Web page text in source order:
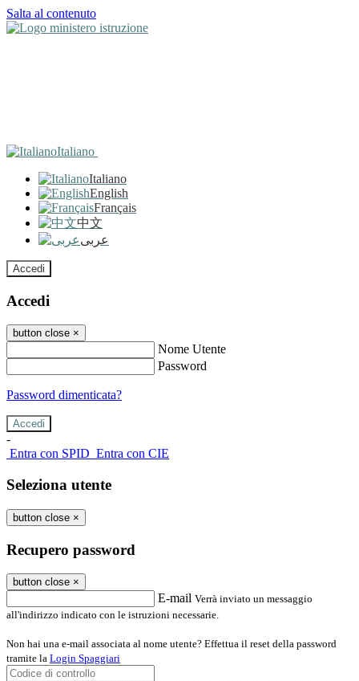
Salta al contenuto
Italiano
Italiano
English
Français
中文
عربى
Accedi
Accedi
button close ×
Nome Utente
Password
Password dimenticata?
-
Entra con SPID Entra con CIE
Seleziona utente
button close ×
Recupero password
button close ×
E-mail Verrà inviato un messaggio
all'indirizzo indicato con le istruzioni necessarie.
Non hai una e-mail associata al nome utente? Effettua il reset della password
tramite la Login Spaggiari